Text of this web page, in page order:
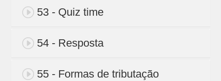
53 - Quiz time
54 - Resposta
55 - Formas de tributação